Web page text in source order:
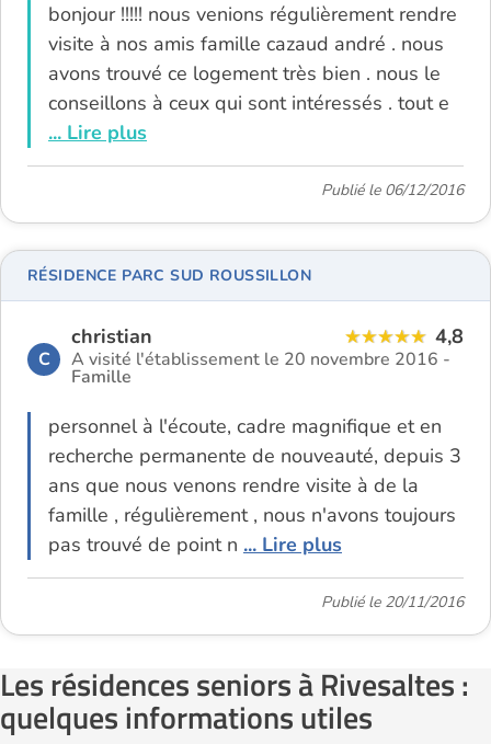
bonjour !!!!! nous venions régulièrement rendre
visite à nos amis famille cazaud andré . nous
avons trouvé ce logement très bien . nous le
conseillons à ceux qui sont intéressés . tout e
... Lire plus
Publié le 06/12/2016
C
christian 4,8
A visité l'établissement le 20 novembre 2016 -
Famille
personnel à l'écoute, cadre magnifique et en
recherche permanente de nouveauté, depuis 3
ans que nous venons rendre visite à de la
famille , régulièrement , nous n'avons toujours
pas trouvé de point n ... Lire plus
RÉSIDENCE PARC SUD ROUSSILLON
Publié le 20/11/2016
Les résidences seniors à Rivesaltes :
quelques informations utiles